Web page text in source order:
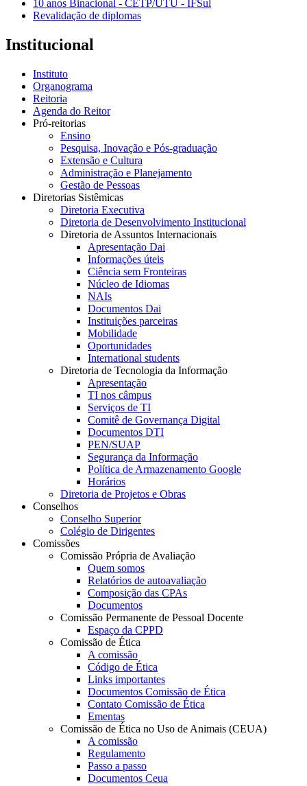
10 anos Binacional - CETP/UTU - IFSul
Revalidação de diplomas
Institucional
Instituto
Organograma
Reitoria
Agenda do Reitor
Pró-reitorias
Ensino
Pesquisa, Inovação e Pós-graduação
Extensão e Cultura
Administração e Planejamento
Gestão de Pessoas
Diretorias Sistêmicas
Diretoria Executiva
Diretoria de Desenvolvimento Institucional
Diretoria de Assuntos Internacionais
Apresentação Dai
Informações úteis
Ciência sem Fronteiras
Núcleo de Idiomas
NAIs
Documentos Dai
Instituições parceiras
Mobilidade
Oportunidades
International students
Diretoria de Tecnologia da Informação
Apresentação
TI nos câmpus
Serviços de TI
Comitê de Governança Digital
Documentos DTI
PEN/SUAP
Segurança da Informação
Política de Armazenamento Google
Horários
Diretoria de Projetos e Obras
Conselhos
Conselho Superior
Colégio de Dirigentes
Comissões
Comissão Própria de Avaliação
Quem somos
Relatórios de autoavaliação
Composição das CPAs
Documentos
Comissão Permanente de Pessoal Docente
Espaço da CPPD
Comissão de Ética
A comissão
Código de Ética
Links importantes
Documentos Comissão de Ética
Contato Comissão de Ética
Ementas
Comissão de Ética no Uso de Animais (CEUA)
A comissão
Regulamento
Passo a passo
Documentos Ceua